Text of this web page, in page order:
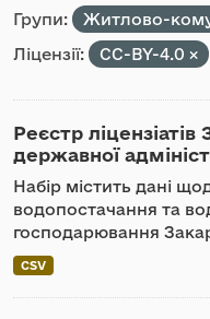
Групи:
Житлово-
Ліцензії:
CC-BY-4.0
Реєстр ліцензіатів
державної
Набір містить дані
водопостачання та
господарювання
CSV